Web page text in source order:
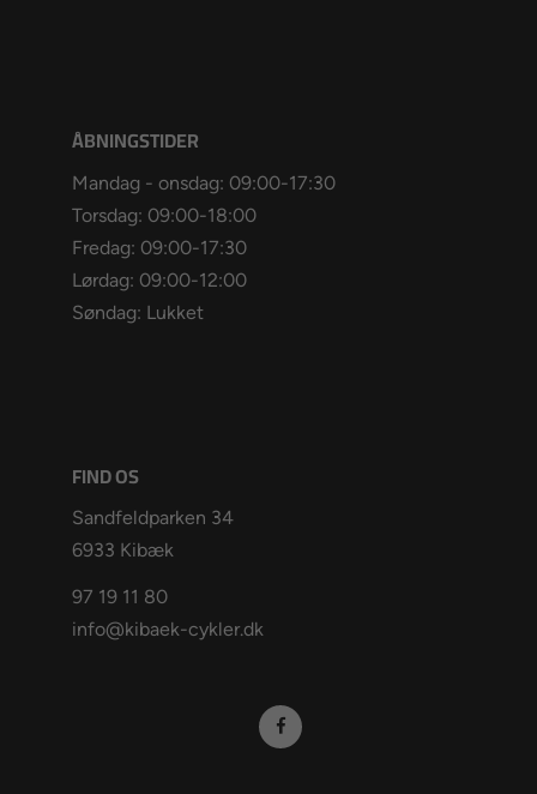
ÅBNINGSTIDER
Mandag - onsdag: 09:00-17:30
Torsdag: 09:00-18:00
Fredag: 09:00-17:30
Lørdag: 09:00-12:00
Søndag: Lukket
FIND OS
Sandfeldparken 34
6933 Kibæk
97 19 11 80
info@kibaek-cykler.dk